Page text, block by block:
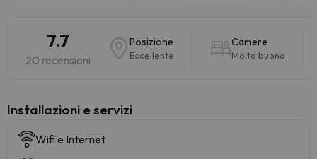
7.7
20 recensioni
Posizione
Eccellente
Camere
Molto buona
Installazioni e servizi
Wifi e Internet